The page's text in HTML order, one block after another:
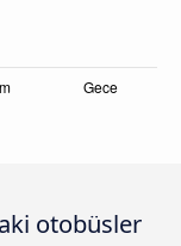
otobüsler